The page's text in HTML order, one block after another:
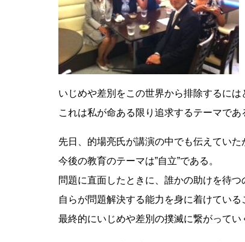
いじめや差別をこの世界から排除するには
これは私が命ある限り追求するテーマであ
先日、的場亮氏が講演の中でも伝えていた
今後の教育のテーマは”自立”である。
問題に直面したときに、誰かの助けを待つ
自らが問題解決する能力を身に着けている
最終的にいじめや差別の撲滅に繋がってい